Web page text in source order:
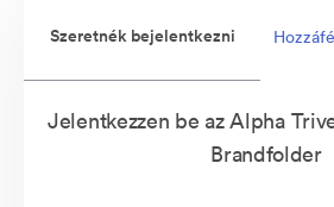
Szeretnék bejelentkezni
Jelentkezzen be az Alpha
Brandfolder